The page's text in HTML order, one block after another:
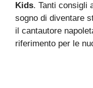
Kids. Tanti consigli
sogno di diventare
il cantautore
riferimento per le